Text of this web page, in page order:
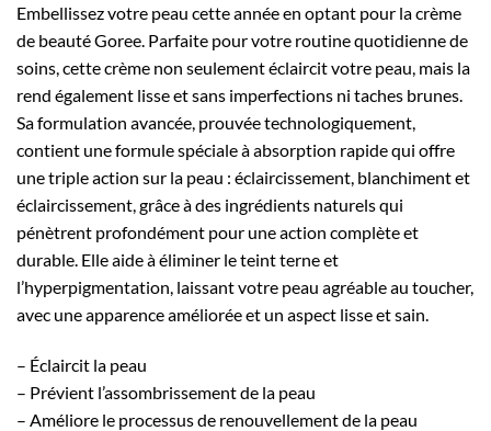
Embellissez votre peau cette année en optant pour la crème
de beauté Goree. Parfaite pour votre routine quotidienne de
soins, cette crème non seulement éclaircit votre peau, mais la
rend également lisse et sans imperfections ni taches brunes.
Sa formulation avancée, prouvée technologiquement,
contient une formule spéciale à absorption rapide qui offre
une triple action sur la peau : éclaircissement, blanchiment et
éclaircissement, grâce à des ingrédients naturels qui
pénètrent profondément pour une action complète et
durable. Elle aide à éliminer le teint terne et
l’hyperpigmentation, laissant votre peau agréable au toucher,
avec une apparence améliorée et un aspect lisse et sain.
– Éclaircit la peau
– Prévient l’assombrissement de la peau
– Améliore le processus de renouvellement de la peau